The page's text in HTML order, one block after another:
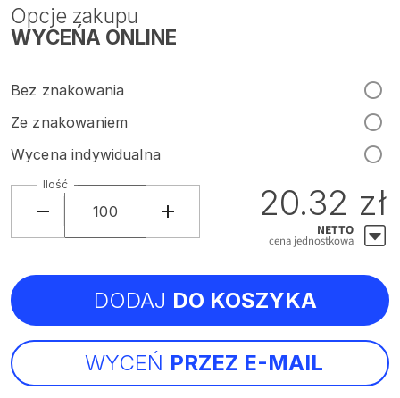
Opcje zakupu
WYCEŃA ONLINE
Bez znakowania
Ze znakowaniem
Wycena indywidualna
Ilość 20.32 zł
NETTO
cena jednostkowa
WYCEŃ PRZEZ E-MAIL
DODAJ DO KOSZYKA